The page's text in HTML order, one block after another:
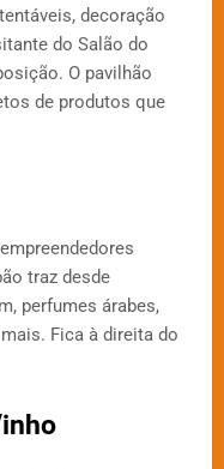
decoração
do Salão do
O pavilhão
de produtos que
traz desde
perfumes árabes,
Fica à direita do